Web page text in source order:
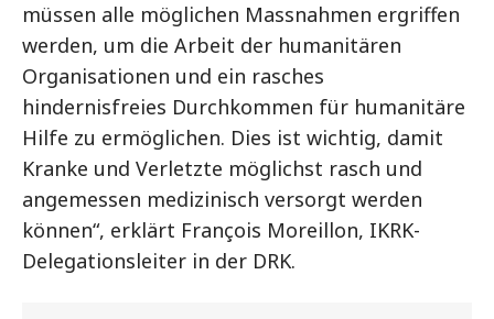
müssen alle möglichen Massnahmen ergriffen
werden, um die Arbeit der humanitären
Organisationen und ein rasches
hindernisfreies Durchkommen für humanitäre
Hilfe zu ermöglichen. Dies ist wichtig, damit
Kranke und Verletzte möglichst rasch und
angemessen medizinisch versorgt werden
können“, erklärt François Moreillon, IKRK-
Delegationsleiter in der DRK.